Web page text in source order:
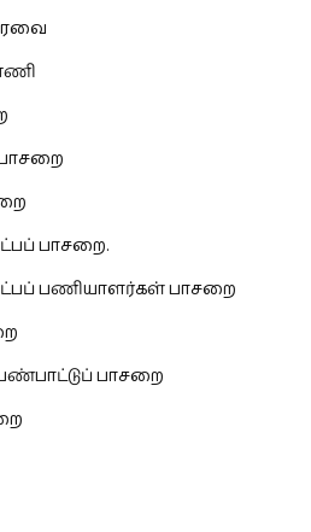
பாசறை.
பணியாளர்கள் பாசறை
பாசறை